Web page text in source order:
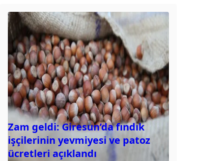
Zam geldi: Giresun’da fındık
işçilerinin yevmiyesi ve patoz
ücretleri açıklandı